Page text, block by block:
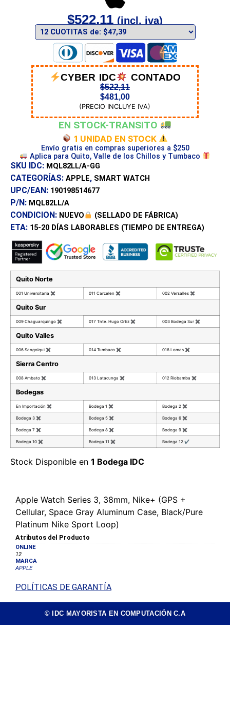
$522,11 (incl. iva)
CYBER IDC CONTADO
$522,11
$481,00
(PRECIO INCLUYE IVA)
EN STOCK-TRANSITO
1 UNIDAD EN STOCK
Envío gratis en compras superiores a $250
Aplica para Quito, Valle de los Chillos y Tumbaco
SKU IDC: MQL82LL/A-GG
CATEGORÍAS: APPLE, SMART WATCH
UPC/EAN: 190198514677
P/N: MQL82LL/A
CONDICION: NUEVO (SELLADO DE FÁBRICA)
ETA: 15-20 DÍAS LABORABLES (TIEMPO DE ENTREGA)
Quito Norte
001 Universitaria ✖ 011 Carcelen ✖ 002 Versalles ✖
Quito Sur
009 Chaguarquingo ✖ 017 Tnte. Hugo Ortiz ✖ 003 Bodega Sur ✖
Quito Valles
006 Sangolqui ✖ 014 Tumbaco ✖ 016 Lomas ✖
Sierra Centro
008 Ambato ✖ 013 Latacunga ✖ 012 Riobamba ✖
Bodegas
En Importación ✖ Bodega 1 ✖ Bodega 2 ✖
Bodega 3 ✖ Bodega 5 ✖ Bodega 6 ✖
Bodega 7 ✖ Bodega 8 ✖ Bodega 9 ✖
Bodega 10 ✖ Bodega 11 ✖ Bodega 12 ✔
Stock Disponible en 1 Bodega IDC
Apple Watch Series 3, 38mm, Nike+ (GPS +
Cellular, Space Gray Aluminum Case, Black/Pure
Platinum Nike Sport Loop)
Atributos del Producto
ONLINE
12
MARCA
APPLE
POLÍTICAS DE GARANTÍA
© IDC MAYORISTA EN COMPUTACIÓN C.A